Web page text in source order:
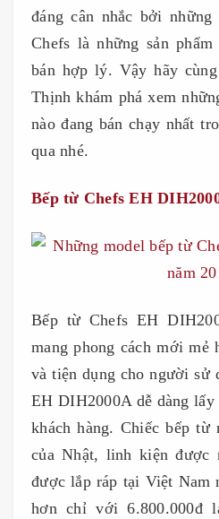
đáng cân nhắc bởi
Chefs là những sản
bán hợp lý. Vậy hãy
Thịnh khám phá xem
nào đang bán chạy nhất
qua nhé.
Bếp từ Chefs EH
Bếp từ Chefs EH
mang phong cách mới mẻ
và tiện dụng cho người sử
EH DIH2000A dễ dàng
khách hàng. Chiếc bếp
của Nhật, linh kiện được
được lắp ráp tại Việt Nam
hơn chỉ với 6.800.000đ